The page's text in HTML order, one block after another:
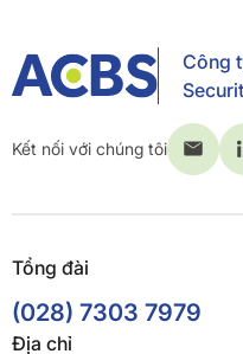
Công
Kết nối với chúng tôi
Tổng đài
(028) 7303 7979
Địa chỉ